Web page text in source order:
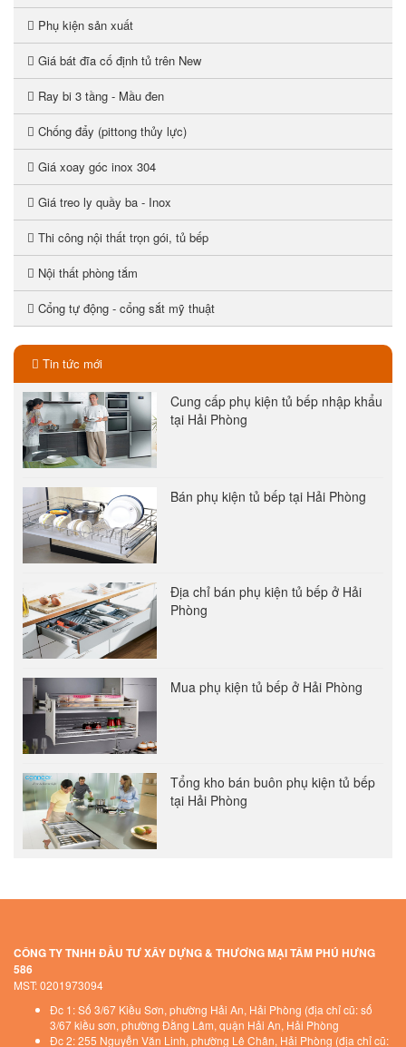
Phụ kiện sản xuất
Giá bát đĩa cố định tủ trên New
Ray bi 3 tầng - Mầu đen
Chống đẩy (pittong thủy lực)
Giá xoay góc inox 304
Giá treo ly quầy ba - Inox
Thi công nội thất trọn gói, tủ bếp
Nội thất phòng tắm
Cổng tự động - cổng sắt mỹ thuật
Tin tức mới
Cung cấp phụ kiện tủ bếp nhập khẩu
tại Hải Phòng
Bán phụ kiện tủ bếp tại Hải Phòng
Địa chỉ bán phụ kiện tủ bếp ở Hải
Phòng
Mua phụ kiện tủ bếp ở Hải Phòng
Tổng kho bán buôn phụ kiện tủ bếp
tại Hải Phòng
CÔNG TY TNHH ĐẦU TƯ XÂY DỰNG & THƯƠNG MẠI TÂM PHÚ HƯNG
586
MST: 0201973094
Đc 1: Số 3/67 Kiều Sơn, phường Hải An, Hải Phòng (địa chỉ cũ: số
3/67 kiều sơn, phường Đằng Lâm, quận Hải An, Hải Phòng
Đc 2: 255 Nguyễn Văn Linh, phường Lê Chân, Hải Phòng (địa chỉ cũ: